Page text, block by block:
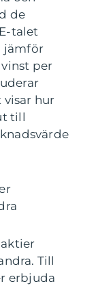
de
talet
jämför
per
hur
till
Till
erbjuda